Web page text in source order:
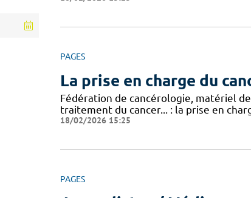
PAGES
La prise en charge du
Fédération de cancérologie, matériel
traitement du cancer... : la prise en
18/02/2026 15:25
PAGES